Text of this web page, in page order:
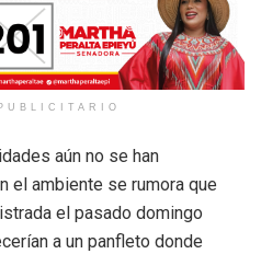
aún no se han
el ambiente se rumora que
el pasado domingo
a un panfleto donde